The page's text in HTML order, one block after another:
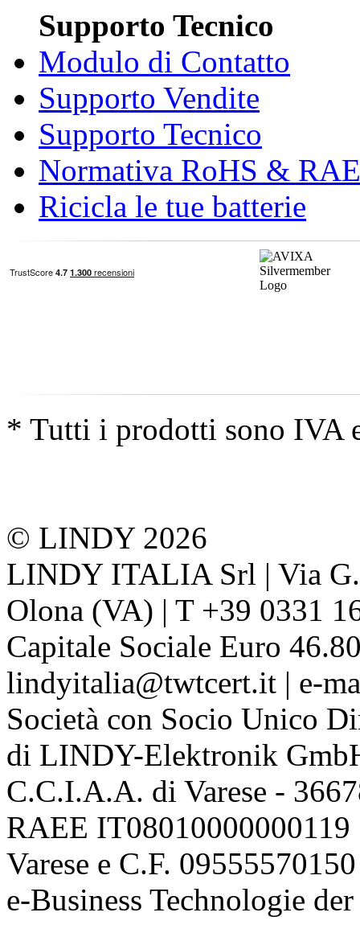
Supporto Tecnico
Modulo di Contatto
Supporto Vendite
Supporto Tecnico
Normativa RoHS &
Ricicla le tue batterie
* Tutti i prodotti sono IVA
© LINDY 2026
LINDY ITALIA Srl | Via
Olona (VA) | T +39 0331
Capitale Sociale Euro
lindyitalia@twtcert.it | e-
Società con Socio Unico
di LINDY-Elektronik
C.C.I.A.A. di Varese -
RAEE
Varese e C.F. 09555570150
e-Business Technologie